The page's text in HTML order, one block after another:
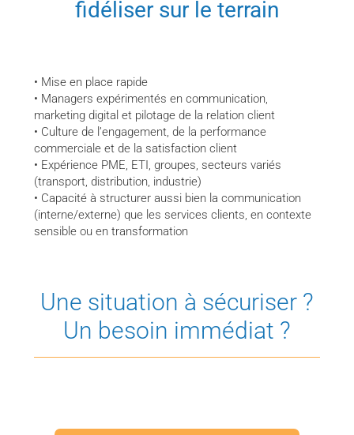
fidéliser sur le terrain
• Mise en place rapide
• Managers expérimentés en communication,
marketing digital et pilotage de la relation client
• Culture de l’engagement, de la performance
commerciale et de la satisfaction client
• Expérience PME, ETI, groupes, secteurs variés
(transport, distribution, industrie)
• Capacité à structurer aussi bien la communication
(interne/externe) que les services clients, en contexte
sensible ou en transformation
Une situation à sécuriser ?
Un besoin immédiat ?